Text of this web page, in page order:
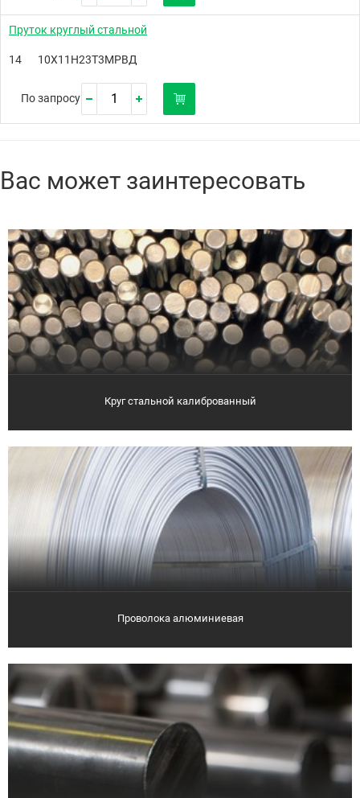
Пруток круглый стальной
14 10Х11Н23Т3МРВД
По запросу
Вас может заинтересовать
Круг стальной калиброванный
Проволока алюминиевая